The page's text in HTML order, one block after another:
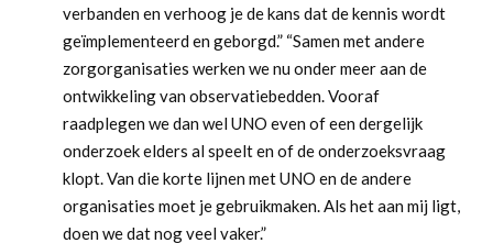
verbanden en verhoog je de kans dat de kennis wordt
geïmplementeerd en geborgd.” “Samen met andere
zorgorganisaties werken we nu onder meer aan de
ontwikkeling van observatiebedden. Vooraf
raadplegen we dan wel UNO even of een dergelijk
onderzoek elders al speelt en of de onderzoeksvraag
klopt. Van die korte lijnen met UNO en de andere
organisaties moet je gebruikmaken. Als het aan mij ligt,
doen we dat nog veel vaker.”